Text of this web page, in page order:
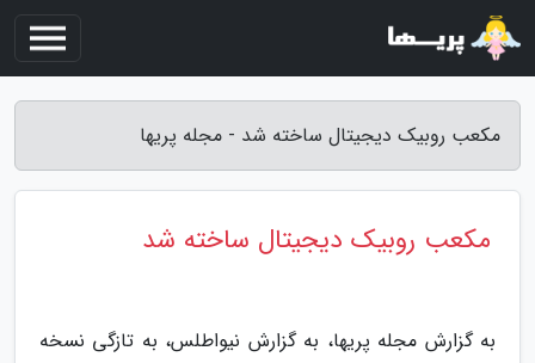
مکعب روبیک دیجیتال ساخته شد - مجله پریها
مکعب روبیک دیجیتال ساخته شد
به گزارش مجله پریها، به گزارش نیواطلس، به تازگی نسخه